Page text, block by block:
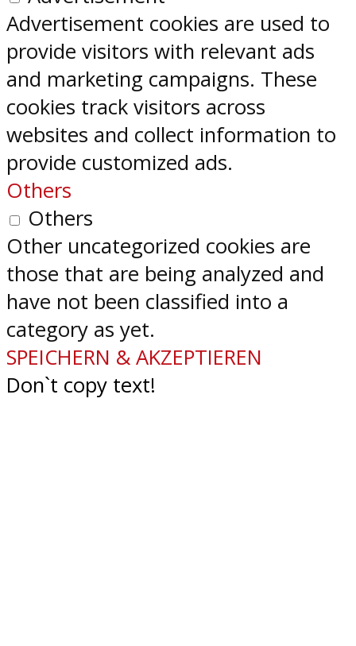
Advertisement cookies are used to
provide visitors with relevant ads
and marketing campaigns. These
cookies track visitors across
websites and collect information to
provide customized ads.
Others
Others
Other uncategorized cookies are
those that are being analyzed and
have not been classified into a
category as yet.
SPEICHERN & AKZEPTIEREN
Don`t copy text!